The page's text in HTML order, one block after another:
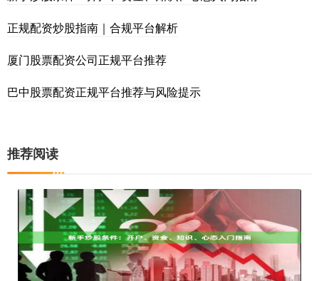
正规配资炒股指南｜合规平台解析
厦门股票配资公司正规平台推荐
巴中股票配资正规平台推荐与风险提示
推荐阅读